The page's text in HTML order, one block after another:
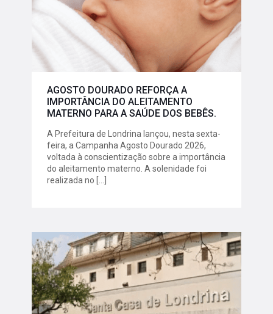
AGOSTO DOURADO REFORÇA A
IMPORTÂNCIA DO ALEITAMENTO
MATERNO PARA A SAÚDE DOS BEBÊS.
A Prefeitura de Londrina lançou, nesta sexta-
feira, a Campanha Agosto Dourado 2026,
voltada à conscientização sobre a importância
do aleitamento materno. A solenidade foi
realizada no